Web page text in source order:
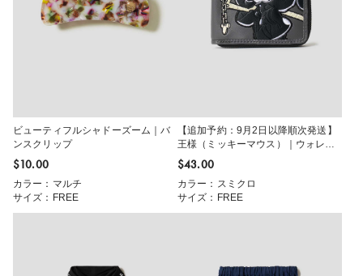
ビューティフルシャドーズーム｜バ
ンスクリップ
$‌10.00
カラー：マルチ
サイズ：FREE
【追加予約：9月2日以降順次発送】
王様（ミッキーマウス）｜ウォレッ
ト
$‌43.00
カラー：スミクロ
サイズ：FREE